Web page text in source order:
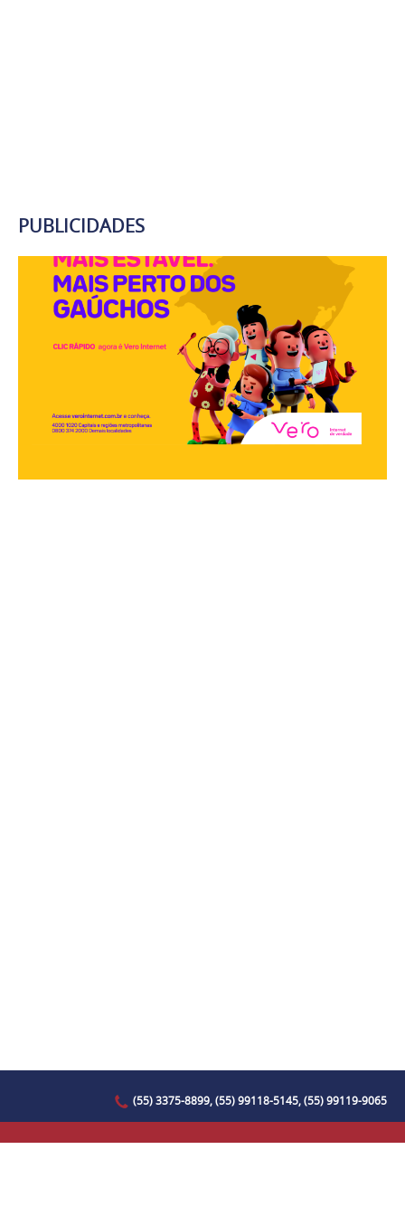
PUBLICIDADES
(55) 3375-8899, (55) 99118-5145, (55) 99119-9065